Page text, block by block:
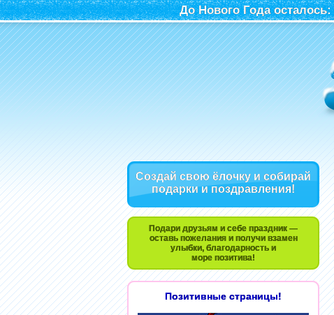
До Нового Года осталось:
Создай свою ёлочку и собирай
подарки и поздравления!
Подари друзьям и себе праздник —
оставь пожелания и получи взамен
улыбки, благодарность и
море позитива!
Позитивные страницы!